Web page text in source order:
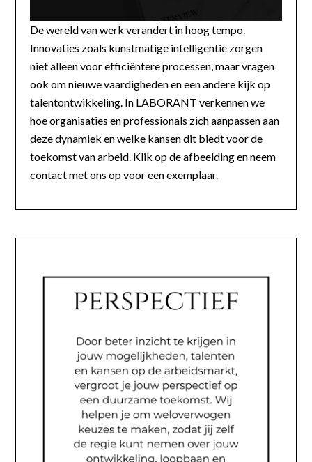
De wereld van werk verandert in hoog tempo.
Innovaties zoals kunstmatige intelligentie zorgen
niet alleen voor efficiëntere processen, maar vragen
ook om nieuwe vaardigheden en een andere kijk op
talentontwikkeling. In LABORANT verkennen we
hoe organisaties en professionals zich aanpassen aan
deze dynamiek en welke kansen dit biedt voor de
toekomst van arbeid. Klik op de afbeelding en neem
contact met ons op voor een exemplaar.